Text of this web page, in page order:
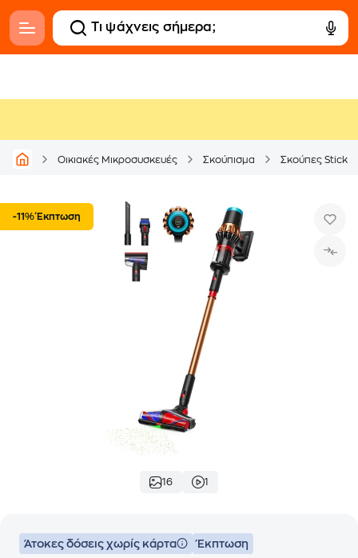
Οικιακές Μικροσυσκευές Σκούπισμα Σκούπες Stick
-11% Έκπτωση
16 1
Άτοκες δόσεις χωρίς κάρτα Έκπτωση